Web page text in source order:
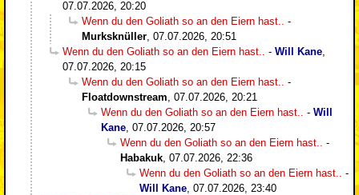
07.07.2026, 20:20
Wenn du den Goliath so an den Eiern hast..
-
Murksknüller 07.07.2026, 20:51
Wenn du den Goliath so an den Eiern hast..
- Will Kane
07.07.2026, 20:15
Wenn du den Goliath so an den Eiern hast..
-
Floatdownstream 07.07.2026, 20:21
Wenn du den Goliath so an den Eiern hast..
- Will
Kane 07.07.2026, 20:57
Wenn du den Goliath so an den Eiern hast..
-
Habakuk 07.07.2026, 22:36
Wenn du den Goliath so an den Eiern hast..
-
Will Kane 07.07.2026, 23:40